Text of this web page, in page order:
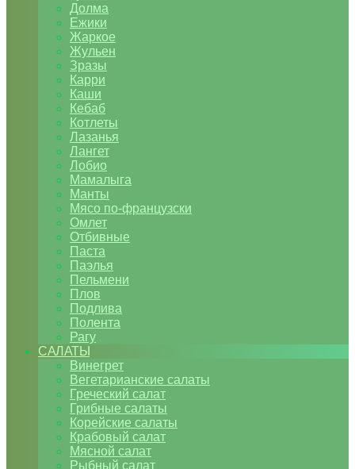
Долма
Ежики
Жаркое
Жульен
Зразы
Карри
Каши
Кебаб
Котлеты
Лазанья
Лангет
Лобио
Мамалыга
Манты
Мясо по-французски
Омлет
Отбивные
Паста
Паэлья
Пельмени
Плов
Подлива
Полента
Рагу
САЛАТЫ
Винегрет
Вегетарианские салаты
Греческий салат
Грибные салаты
Корейские салаты
Крабовый салат
Мясной салат
Рыбный салат